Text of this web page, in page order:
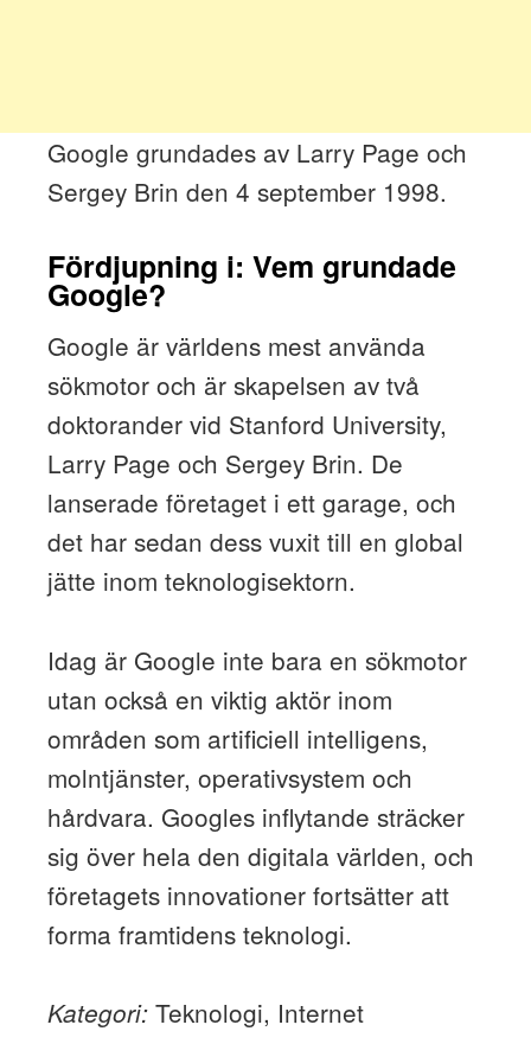
Google grundades av Larry Page och
Sergey Brin den 4 september 1998.
Fördjupning i: Vem grundade
Google?
Google är världens mest använda
sökmotor och är skapelsen av två
doktorander vid Stanford University,
Larry Page och Sergey Brin. De
lanserade företaget i ett garage, och
det har sedan dess vuxit till en global
jätte inom teknologisektorn.
Idag är Google inte bara en sökmotor
utan också en viktig aktör inom
områden som artificiell intelligens,
molntjänster, operativsystem och
hårdvara. Googles inflytande sträcker
sig över hela den digitala världen, och
företagets innovationer fortsätter att
forma framtidens teknologi.
Kategori:Teknologi, Internet